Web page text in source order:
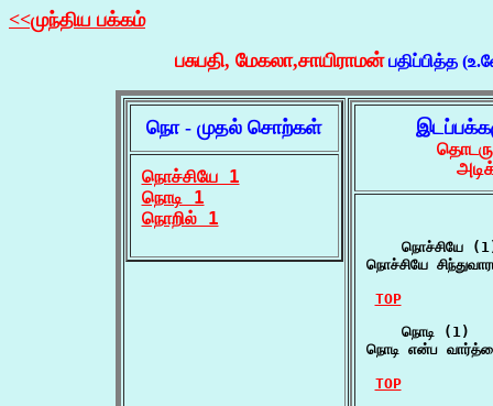
<<முந்திய பக்கம்
பசுபதி, மேகலா,சாயிராமன் பதிப்பித்த
நொ - முதல் சொற்கள்
நொச்சியே 1
நொடி 1
நொறில் 1
நொச்சியே
நொச்சியே
TOP
    நொடி (1)
நொடி என்ப
TOP